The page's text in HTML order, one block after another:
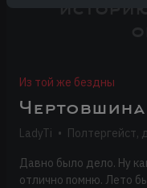
Из той же бездны
Чертовшина
LadyTi • Полтергейст,
Давно было дело. Ну
отлично помню. Лето